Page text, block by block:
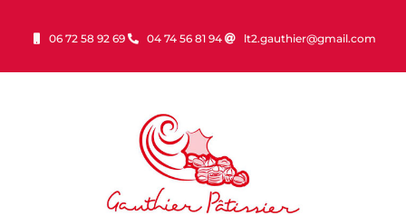
06 72 58 92 69 04 74 56 81 94 lt2.gauthier@gmail.com